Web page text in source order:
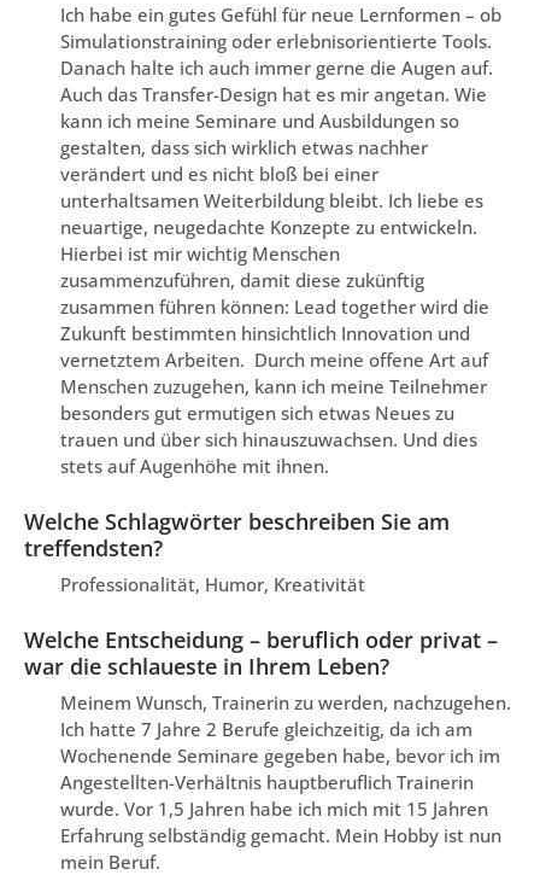
Ich habe ein gutes Gefühl für neue Lernformen – ob
Simulationstraining oder erlebnisorientierte Tools.
Danach halte ich auch immer gerne die Augen auf.
Auch das Transfer-Design hat es mir angetan. Wie
kann ich meine Seminare und Ausbildungen so
gestalten, dass sich wirklich etwas nachher
verändert und es nicht bloß bei einer
unterhaltsamen Weiterbildung bleibt. Ich liebe es
neuartige, neugedachte Konzepte zu entwickeln.
Hierbei ist mir wichtig Menschen
zusammenzuführen, damit diese zukünftig
zusammen führen können: Lead together wird die
Zukunft bestimmten hinsichtlich Innovation und
vernetztem Arbeiten. Durch meine offene Art auf
Menschen zuzugehen, kann ich meine Teilnehmer
besonders gut ermutigen sich etwas Neues zu
trauen und über sich hinauszuwachsen. Und dies
stets auf Augenhöhe mit ihnen.
Welche Schlagwörter beschreiben Sie am
treffendsten?
Professionalität, Humor, Kreativität
Welche Entscheidung – beruflich oder privat –
war die schlaueste in Ihrem Leben?
Meinem Wunsch, Trainerin zu werden, nachzugehen.
Ich hatte 7 Jahre 2 Berufe gleichzeitig, da ich am
Wochenende Seminare gegeben habe, bevor ich im
Angestellten-Verhältnis hauptberuflich Trainerin
wurde. Vor 1,5 Jahren habe ich mich mit 15 Jahren
Erfahrung selbständig gemacht. Mein Hobby ist nun
mein Beruf.